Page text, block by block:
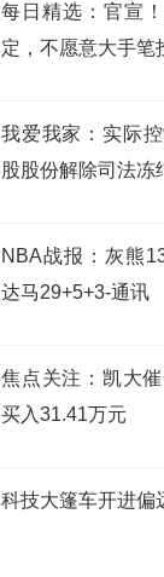
每日精选：官宣
定，不愿意大手笔
我爱我家：实际
股股份解除司法冻
NBA战报：灰熊
达马29+5+3-通讯
焦点关注：凯大
买入31.41万元
科技大篷车开进偏